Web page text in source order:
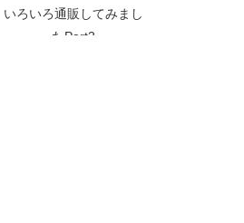
いろいろ通販してみまし
たPart2